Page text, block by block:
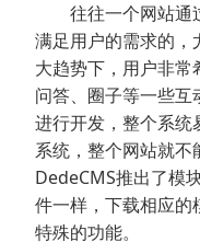
往往一个网站通
满足用户的需求的，
大趋势下，用户非常
问答、圈子等一些
进行开发，整个系统
系统，整个网站就不
DedeCMS推出了模
件一样，下载相应的
特殊的功能。